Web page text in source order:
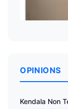
OPINIONS
Kendala Non